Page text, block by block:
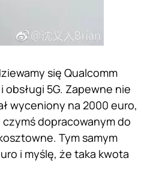
się Qualcomm
obsługi 5G. Zapewne nie
wyceniony na 2000 euro,
dopracowanym do
Tym samym
i myślę, że taka kwota